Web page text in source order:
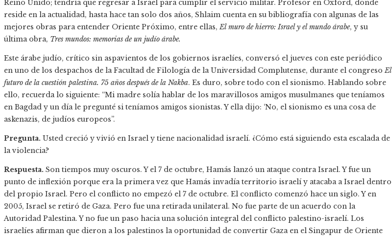
Reino Unido; tendría que regresar a Israel para cumplir el servicio militar. Profesor en Oxford, donde
reside en la actualidad, hasta hace tan solo dos años, Shlaim cuenta en su bibliografía con algunas de las
mejores obras para entender Oriente Próximo, entre ellas,El muro de hierro: Israel y el mundo árabe, y su
última obra, Tres mundos: memorias de un judío árabe.
Este árabe judío, crítico sin aspavientos de los gobiernos israelíes, conversó el jueves con este periódico
en uno de los despachos de la Facultad de Filología de la Universidad Complutense, durante el congresoEl
futuro de la cuestión palestina. 75 años después de la Nakba. Es duro, sobre todo con el sionismo. Hablando sobre
ello, recuerda lo siguiente: “Mi madre solía hablar de los maravillosos amigos musulmanes que teníamos
en Bagdad y un día le pregunté si teníamos amigos sionistas. Y ella dijo: ‘No, el sionismo es una cosa de
askenazis, de judíos europeos”.
Pregunta. Usted creció y vivió en Israel y tiene nacionalidad israelí. ¿Cómo está siguiendo esta escalada de
la violencia?
Respuesta. Son tiempos muy oscuros. Y el 7 de octubre, Hamás lanzó un ataque contra Israel. Y fue un
punto de inflexión porque era la primera vez que Hamás invadía territorio israelí y atacaba a Israel dentro
del propio Israel. Pero el conflicto no empezó el 7 de octubre. El conflicto comenzó hace un siglo. Y en
2005, Israel se retiró de Gaza. Pero fue una retirada unilateral. No fue parte de un acuerdo con la
Autoridad Palestina. Y no fue un paso hacia una solución integral del conflicto palestino-israelí. Los
israelíes afirman que dieron a los palestinos la oportunidad de convertir Gaza en el Singapur de Oriente